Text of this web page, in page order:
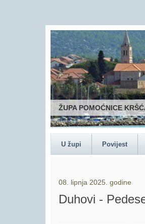
ŽUPA POMOĆNICE
U župi Povijest
08. lipnja 2025. godine
Duhovi -